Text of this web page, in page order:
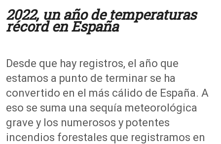
2022, un año de temperaturas
récord en España
Desde que hay registros, el año que
estamos a punto de terminar se ha
convertido en el más cálido de España. A
eso se suma una sequía meteorológica
grave y los numerosos y potentes
incendios forestales que registramos en